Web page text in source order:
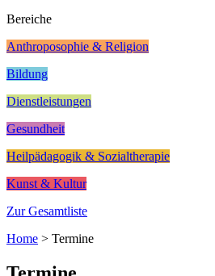
Bereiche
Anthroposophie & Religion
Bildung
Dienstleistungen
Gesundheit
Heilpädagogik & Sozialtherapie
Kunst & Kultur
Zur Gesamtliste
Home > Termine